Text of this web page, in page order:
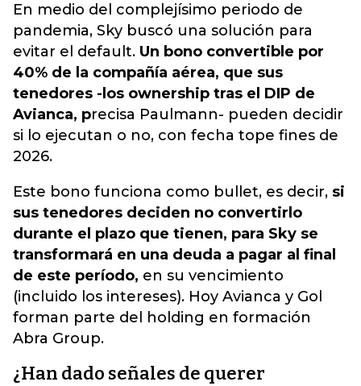
En medio del complejísimo periodo de
pandemia, Sky buscó una solución para
evitar el default. Un bono convertible por
40% de la compañía aérea, que sus
tenedores -los ownership tras el DIP de
Avianca, precisa Paulmann- pueden decidir
si lo ejecutan o no, con fecha tope fines de
2026.
Este bono funciona como bullet, es decir, si
sus tenedores deciden no convertirlo
durante el plazo que tienen, para Sky se
transformará en una deuda a pagar al final
de este período, en su vencimiento
(incluido los intereses). Hoy Avianca y Gol
forman parte del holding en formación
Abra Group.
¿Han dado señales de querer